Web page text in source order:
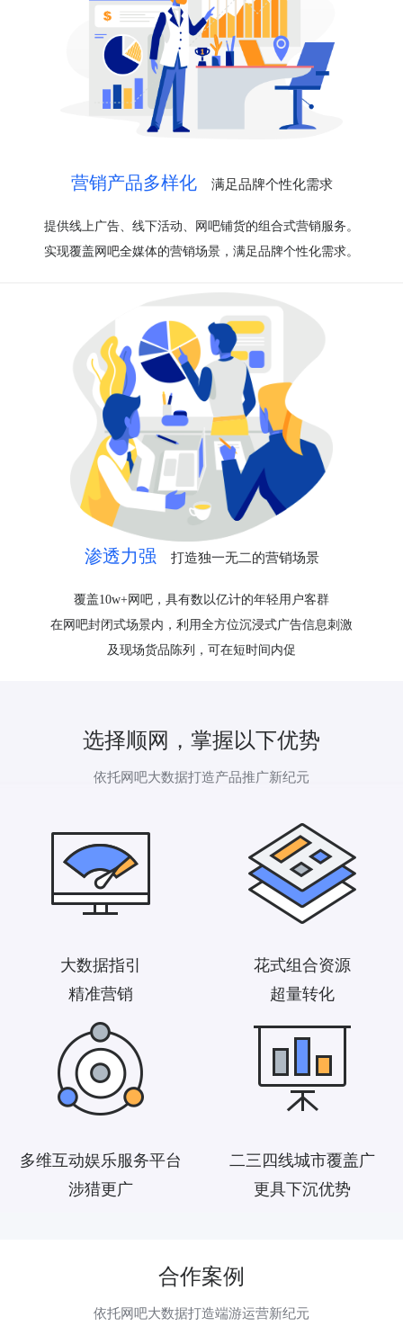
营销产品多样化 满足品牌个性化需求
提供线上广告、线下活动、网吧铺货的组合式营销服务。
实现覆盖网吧全媒体的营销场景，满足品牌个性化需求。
渗透力强 打造独一无二的营销场景
覆盖10w+网吧，具有数以亿计的年轻用户客群
在网吧封闭式场景内，利用全方位沉浸式广告信息刺激
及现场货品陈列，可在短时间内促
选择顺网，掌握以下优势
依托网吧大数据打造产品推广新纪元
大数据指引
精准营销
花式组合资源
超量转化
多维互动娱乐服务平台
涉猎更广
二三四线城市覆盖广
更具下沉优势
合作案例
依托网吧大数据打造端游运营新纪元